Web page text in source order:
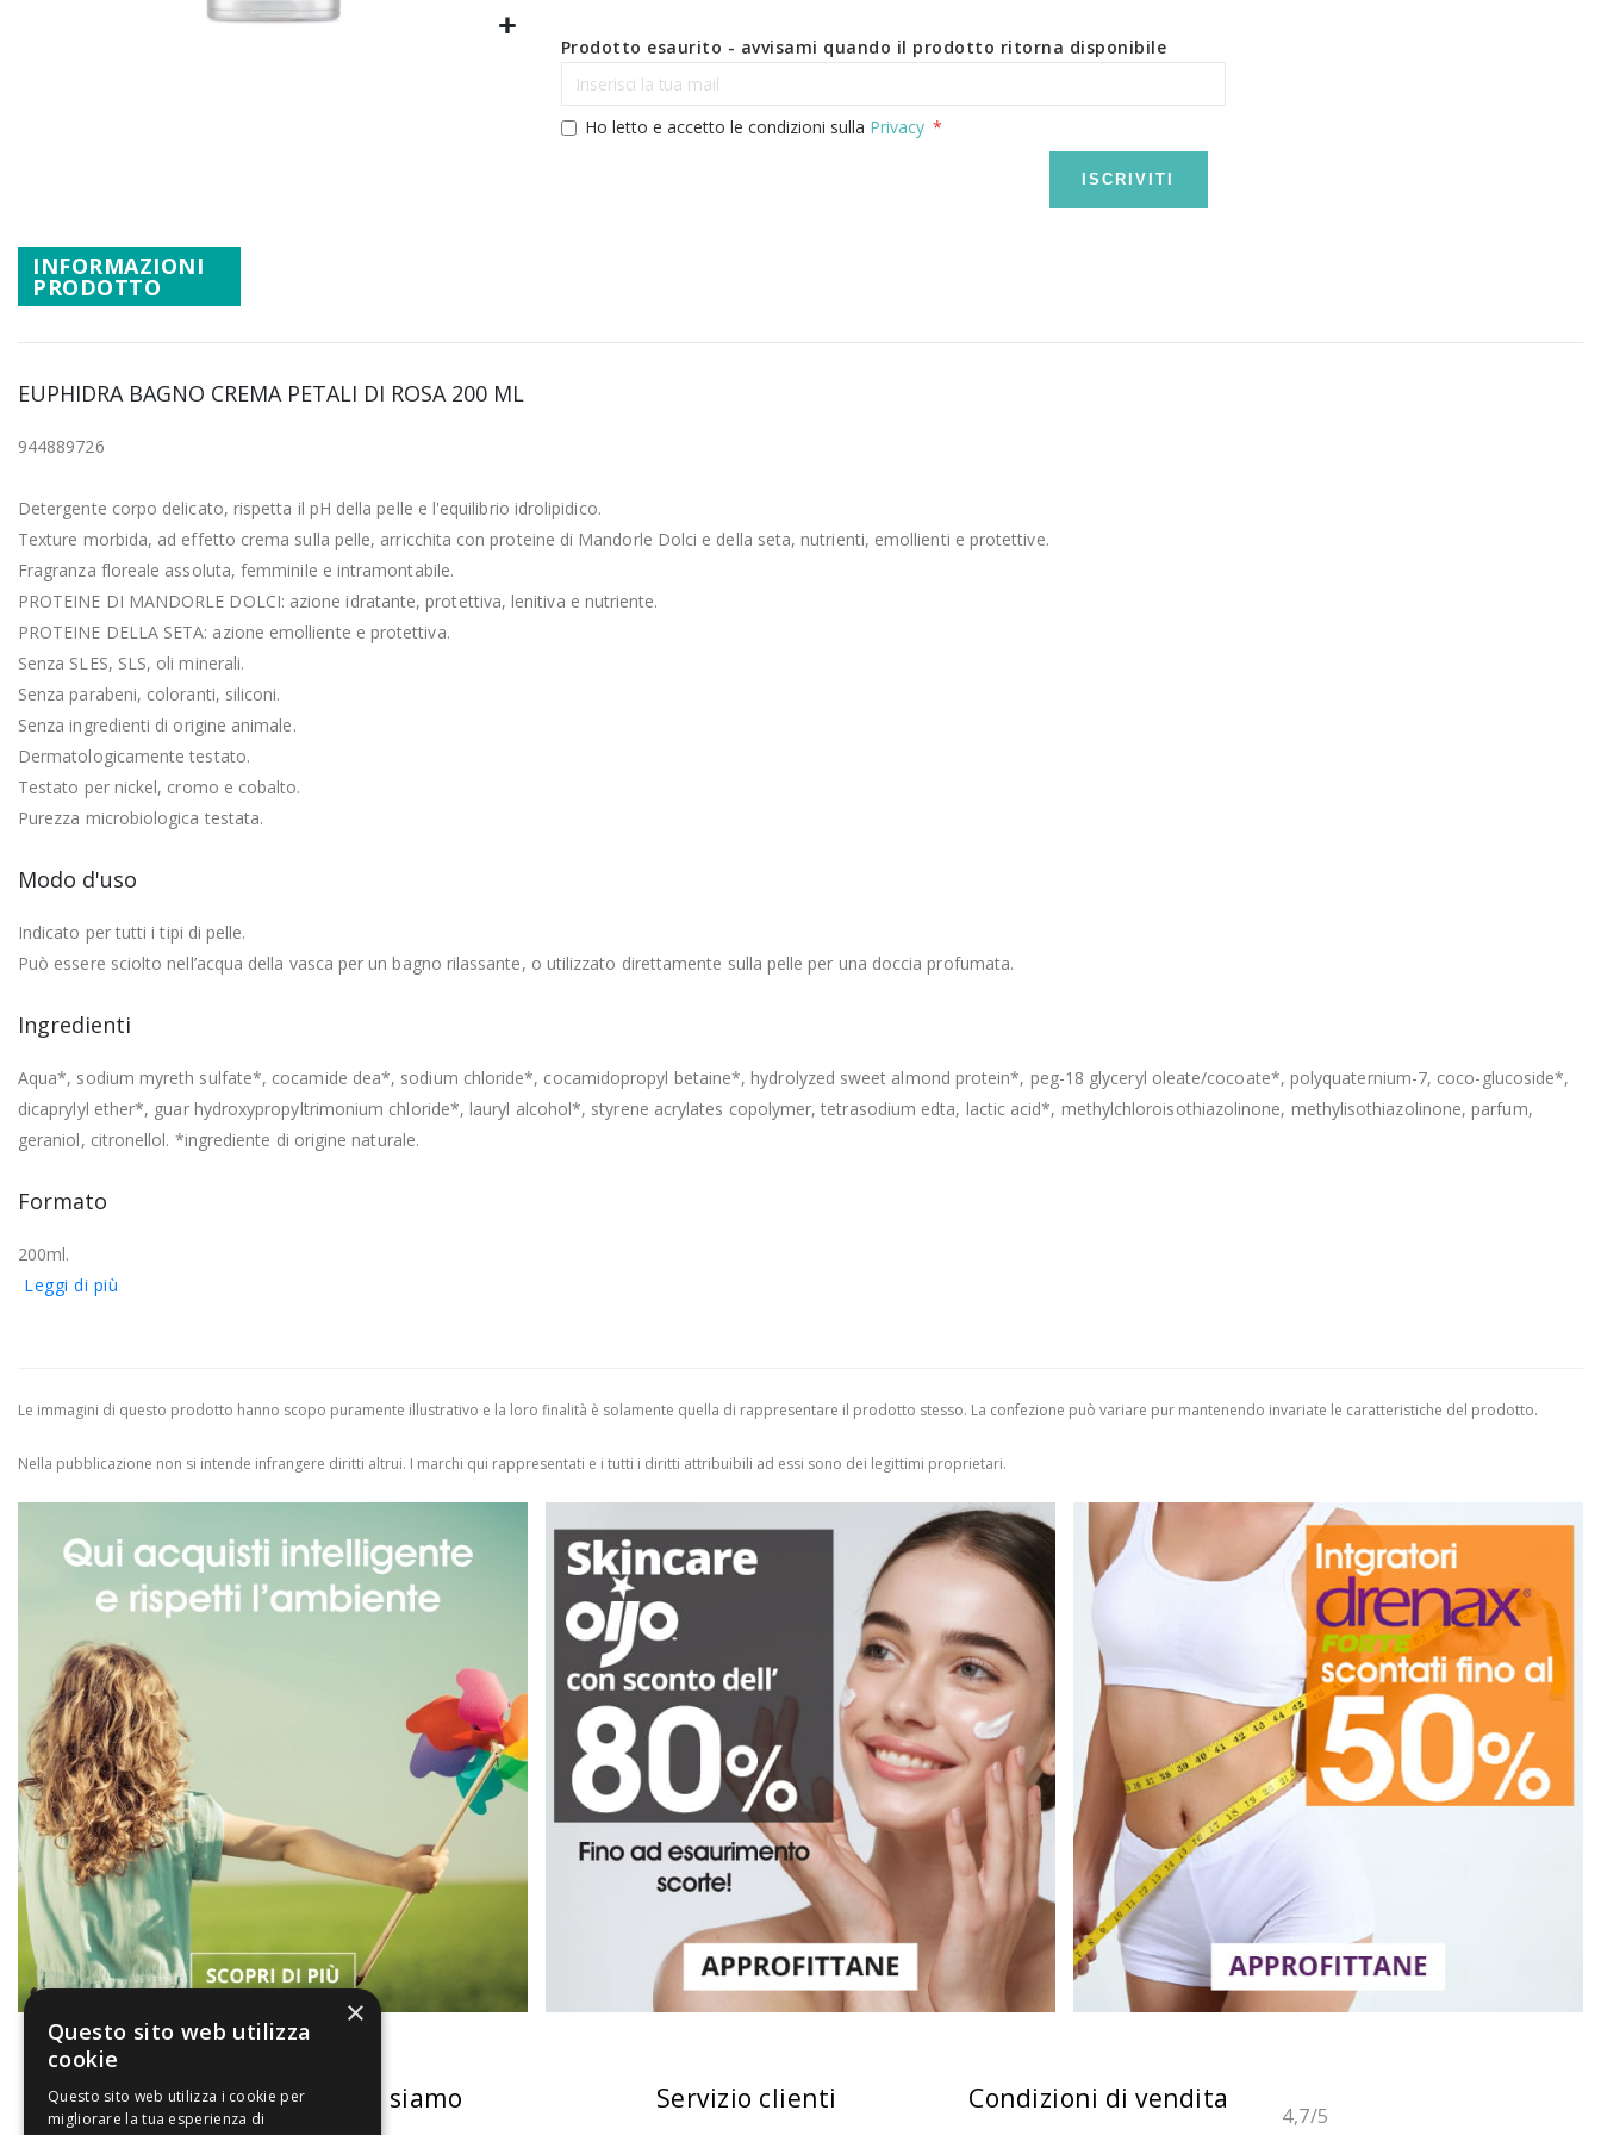
Promozioni
Prodotto esaurito - avvisami quando il prodotto ritorna disponibile
Ho letto e accetto le condizioni sulla Privacy
ISCRIVITI
INFORMAZIONI
PRODOTTO
EUPHIDRA BAGNO CREMA PETALI DI ROSA 200 ML
944889726
Detergente corpo delicato, rispetta il pH della pelle e l'equilibrio idrolipidico.
Texture morbida, ad effetto crema sulla pelle, arricchita con proteine di Mandorle Dolci e della seta, nutrienti, emollienti e protettive.
Fragranza floreale assoluta, femminile e intramontabile.
PROTEINE DI MANDORLE DOLCI: azione idratante, protettiva, lenitiva e nutriente.
PROTEINE DELLA SETA: azione emolliente e protettiva.
Senza SLES, SLS, oli minerali.
Senza parabeni, coloranti, siliconi.
Senza ingredienti di origine animale.
Dermatologicamente testato.
Testato per nickel, cromo e cobalto.
Purezza microbiologica testata.
Modo d'uso
Indicato per tutti i tipi di pelle.
Può essere sciolto nell’acqua della vasca per un bagno rilassante, o utilizzato direttamente sulla pelle per una doccia profumata.
Ingredienti
Aqua*, sodium myreth sulfate*, cocamide dea*, sodium chloride*, cocamidopropyl betaine*, hydrolyzed sweet almond protein*, peg-18 glyceryl oleate/cocoate*, polyquaternium-7, coco-glucoside*,
dicaprylyl ether*, guar hydroxypropyltrimonium chloride*, lauryl alcohol*, styrene acrylates copolymer, tetrasodium edta, lactic acid*, methylchloroisothiazolinone, methylisothiazolinone, parfum,
geraniol, citronellol. *ingrediente di origine naturale.
Formato
200ml.
Leggi di più
Le immagini di questo prodotto hanno scopo puramente illustrativo e la loro finalità è solamente quella di rappresentare il prodotto stesso. La confezione può variare pur mantenendo invariate le caratteristiche del prodotto.
Nella pubblicazione non si intende infrangere diritti altrui. I marchi qui rappresentati e i tutti i diritti attribuibili ad essi sono dei legittimi proprietari.
La nostra convenienza Chi siamo Servizio clienti Condizioni di vendita
4,7/5
×
Questo sito web utilizza
cookie
Questo sito web utilizza i cookie per
migliorare la tua esperienza di